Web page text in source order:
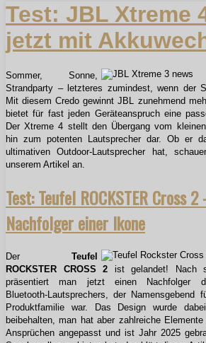
Test: JBL Xtreme
jetzt mit
Sommer, Sonne,
Strandparty – letzteres zumindest, wenn der
Mit diesem Credo gewinnt JBL zunehmend
bietet für fast jeden Geräteanspruch eine
Der Xtreme 4 stellt den Übergang vom
hin zum potenten Lautsprecher dar. Ob er
ultimativen Outdoor-Lautsprecher hat,
unserem Artikel an.
Test: Teufel ROCKSTER Cross 2
Nachfolger einer Ikone
Der Teufel
ROCKSTER CROSS 2 ist gelandet! Nach
präsentiert man jetzt einen Nachfolger
Bluetooth-Lautsprechers, der Namensgebend
Produktfamilie war. Das Design wurde
beibehalten, man hat aber zahlreiche
Ansprüchen angepasst und ist Jahr 2025